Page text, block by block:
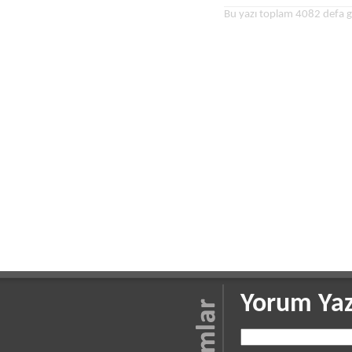
Bu yazı toplam 4082 defa
Yorum